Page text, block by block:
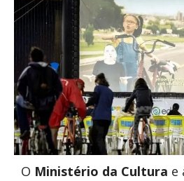
O Ministério da Cultura e